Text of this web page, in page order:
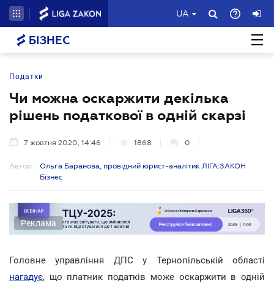
UA
БІЗНЕС
Податки
Чи можна оскаржити декілька
рішень податкової в одній скарзі
7 жовтня 2020, 14:46 1868 0
Автор:
Ольга Баранова, провідний юрист-аналітик ЛІГА:ЗАКОН
Бізнес
Реклама
Головне управління ДПС у Тернопільській області
нагадує, що платник податків може оскаржити в одній